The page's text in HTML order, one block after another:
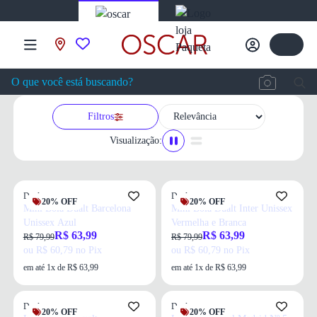
Filtros
Visualização:
20% OFF
Dualt
Mini Bola Dualt Barcelona
Unissex Azul
R$ 79,99R$ 63,99
ou R$ 60,79 no Pix
em até 1x de R$ 63,99
20% OFF
Dualt
Mini Bola Dualt Inter Unissex
Vermelha e Branca
R$ 79,99R$ 63,99
ou R$ 60,79 no Pix
em até 1x de R$ 63,99
20% OFF
Dualt
20% OFF
Dualt